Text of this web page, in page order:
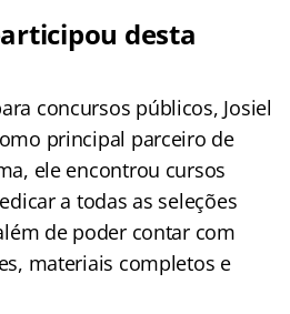
desta
concursos públicos, Josiel
principal parceiro de
ele encontrou cursos
a todas as seleções
de poder contar com
materiais completos e